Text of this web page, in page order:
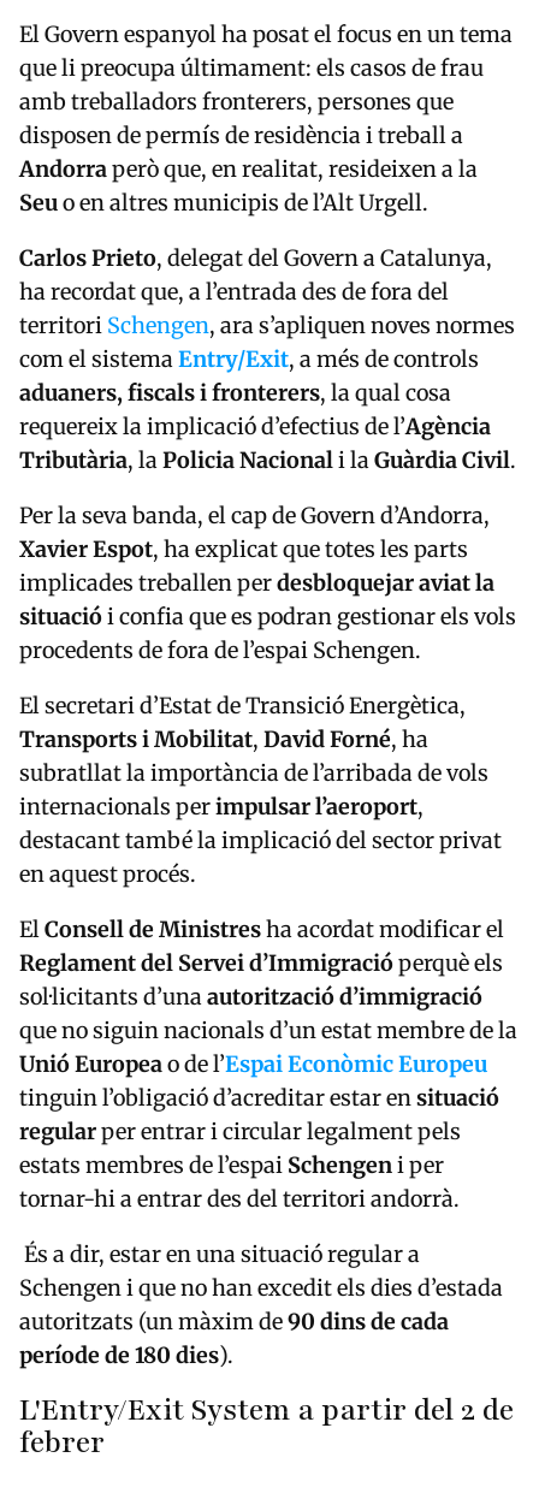
El Govern espanyol ha posat el focus en un tema
que li preocupa últimament: els casos de frau
amb treballadors fronterers, persones que
disposen de permís de residència i treball a
Andorraperò que, en realitat, resideixen a la
Seuo en altres municipis de l’Alt Urgell.
Carlos Prieto, delegat del Govern a Catalunya,
ha recordat que, a l’entrada des de fora del
territori Schengen, ara s’apliquen noves normes
com el sistemaEntry/Exit, a més de controls
aduaners, fiscals i fronterers, la qual cosa
requereix la implicació d’efectius de l’Agència
Tributària, laPolicia Nacionali laGuàrdia Civil.
Per la seva banda, el cap de Govern d’Andorra,
Xavier Espot, ha explicat que totes les parts
implicades treballen perdesbloquejar aviat la
situaciói confia que es podran gestionar els vols
procedents de fora de l’espai Schengen.
El secretari d’Estat de Transició Energètica,
Transports i Mobilitat, David Forné, ha
subratllat la importància de l’arribada de vols
internacionals perimpulsar l’aeroport,
destacant també la implicació del sector privat
en aquest procés.
ElConsell de Ministresha acordat modificar el
Reglament del Servei d’Immigracióperquè els
sol·licitants d’unaautorització d’immigració
que no siguin nacionals d’un estat membre de la
Unió Europeao de l’Espai Econòmic Europeu
tinguin l’obligació d’acreditar estar ensituació
regularper entrar i circular legalment pels
estats membres de l’espai Schengeni per
tornar-hi a entrar des del territori andorrà.
És a dir, estar en una situació regular a
Schengen i que no han excedit els dies d’estada
autoritzats (un màxim de90 dins de cada
període de 180 dies).
L'Entry/Exit System a partir del 2 de
febrer